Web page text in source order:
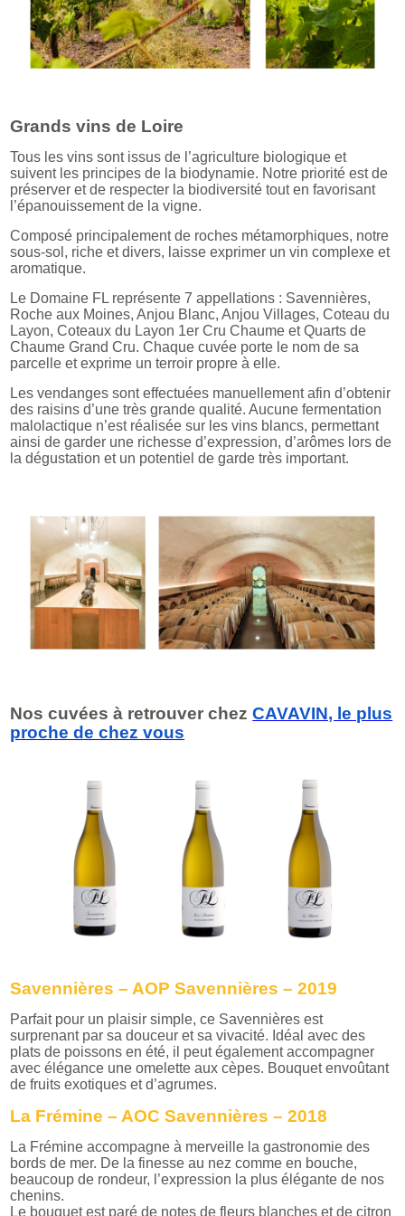
Grands vins de Loire
Tous les vins sont issus de l’agriculture biologique et
suivent les principes de la biodynamie. Notre priorité est de
préserver et de respecter la biodiversité tout en favorisant
l’épanouissement de la vigne.
Composé principalement de roches métamorphiques, notre
sous-sol, riche et divers, laisse exprimer un vin complexe et
aromatique.
Le Domaine FL représente 7 appellations : Savennières,
Roche aux Moines, Anjou Blanc, Anjou Villages, Coteau du
Layon, Coteaux du Layon 1er Cru Chaume et Quarts de
Chaume Grand Cru. Chaque cuvée porte le nom de sa
parcelle et exprime un terroir propre à elle.
Les vendanges sont effectuées manuellement afin d’obtenir
des raisins d’une très grande qualité. Aucune fermentation
malolactique n’est réalisée sur les vins blancs, permettant
ainsi de garder une richesse d’expression, d’arômes lors de
la dégustation et un potentiel de garde très important.
Nos cuvées à retrouver chezCAVAVIN, le plus
proche de chez vous
Savennières – AOP Savennières – 2019
Parfait pour un plaisir simple, ce Savennières est
surprenant par sa douceur et sa vivacité. Idéal avec des
plats de poissons en été, il peut également accompagner
avec élégance une omelette aux cèpes. Bouquet envoûtant
de fruits exotiques et d’agrumes.
La Frémine – AOC Savennières – 2018
La Frémine accompagne à merveille la gastronomie des
bords de mer. De la finesse au nez comme en bouche,
beaucoup de rondeur, l’expression la plus élégante de nos
chenins.
Le bouquet est paré de notes de fleurs blanches et de citron